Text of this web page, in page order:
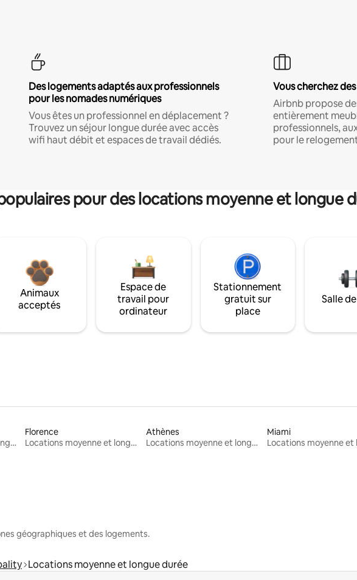
Des logements adaptés aux professionnels
pour les nomades numériques
Vous êtes un professionnel en déplacement ?
Trouvez un séjour longue durée avec accès
wifi haut débit et espaces de travail dédiés.
Vous cherchez
Airbnb propose
entièrement
professionnels,
pour le
pour des locations moyenne et longue
Animaux
acceptés
Espace de
travail pour
ordinateur
Stationnement
gratuit sur
place
Salle
Locations moyenne et longue durée
Florence
Locations moyenne et longue durée
Athènes
Locations moyenne et longue durée
Miami
géographiques et des logements.
Locations moyenne et longue durée